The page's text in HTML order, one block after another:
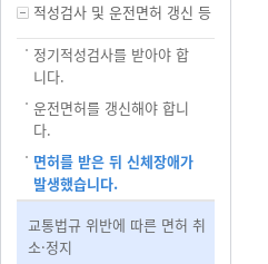
적성검사 및 운전면허 갱신 등
정기적성검사를 받아야 합
니다.
운전면허를 갱신해야 합니
다.
면허를 받은 뒤 신체장애가
발생했습니다.
교통법규 위반에 따른 면허 취
소·정지